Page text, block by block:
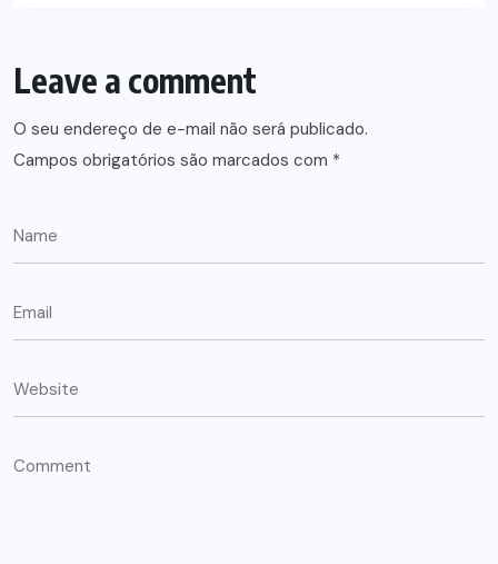
Leave a comment
O seu endereço de e-mail não será publicado.
Campos obrigatórios são marcados com *